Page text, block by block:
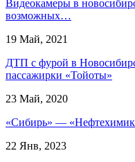
Видеокамеры в
возможных…
19 Май, 2021
ДТП с фурой в
пассажирки «Тойоты»
23 Май, 2020
«Сибирь» —
22 Янв, 2023